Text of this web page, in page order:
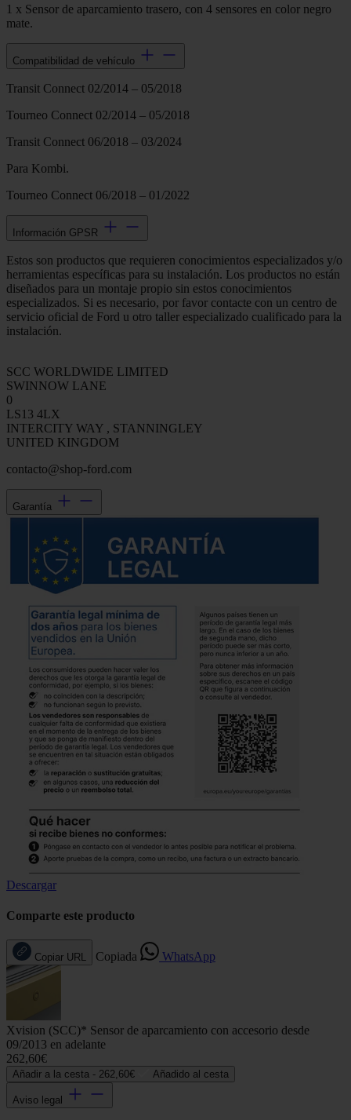
1 x Sensor de aparcamiento trasero, con 4 sensores en color negro
mate.
Compatibilidad de vehículo
Transit Connect 02/2014 – 05/2018
Tourneo Connect 02/2014 – 05/2018
Transit Connect 06/2018 – 03/2024
Para Kombi.
Tourneo Connect 06/2018 – 01/2022
Información GPSR
Estos son productos que requieren conocimientos especializados y/o
herramientas específicas para su instalación. Los productos no están
diseñados para un montaje propio sin estos conocimientos
especializados. Si es necesario, por favor contacte con un centro de
servicio oficial de Ford u otro taller especializado cualificado para la
instalación.
SCC WORLDWIDE LIMITED
SWINNOW LANE
0
LS13 4LX
INTERCITY WAY , STANNINGLEY
UNITED KINGDOM
contacto@shop-ford.com
Garantía
Descargar
Comparte este producto
Copiar URL Copiada WhatsApp
Xvision (SCC)* Sensor de aparcamiento con accesorio desde
09/2013 en adelante
262,60€
Añadir a la cesta - 262,60€ Añadido al cesta
Aviso legal